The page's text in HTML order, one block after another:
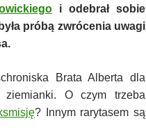
i odebrał sobie
próbą zwrócenia uwagi
Brata Alberta dla
ziemianki. O czym trzeba
? Innym rarytasem są